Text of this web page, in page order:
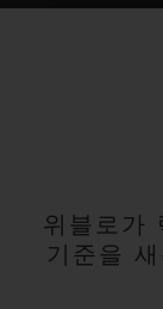
위블로가
기준을